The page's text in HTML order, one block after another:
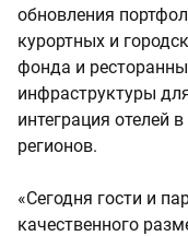
обновления
курортных и
фонда и
инфраструктуры
интеграция отелей
регионов.
«Сегодня гости и
качественного